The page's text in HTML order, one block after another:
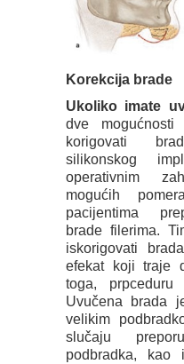
Korekcija brade
Ukoliko imate
dve
korigovati
silikonskog
operativnim
mogućih
pacijentima
brade filerima.
iskorigovati
efekat koji traje
toga,
Uvučena brada
velikim
slučaju
podbradka,